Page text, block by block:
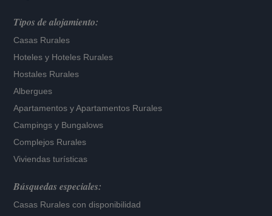
Tipos de alojamiento:
Casas Rurales
Hoteles y Hoteles Rurales
Hostales Rurales
Albergues
Apartamentos yApartamentos Rurales
Campings y Bungalows
Complejos Rurales
Viviendas turísticas
Búsquedas especiales:
Casas Rurales con disponibilidad